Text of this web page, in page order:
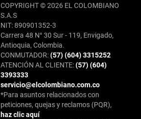
COPYRIGHT © 2026 EL COLOMBIANO
S.A.S
NIT: 890901352-3
Carrera 48 N° 30 Sur - 119, Envigado,
Antioquia, Colombia.
CONMUTADOR:(57) (604) 3315252
ATENCIÓN AL CLIENTE:(57) (604)
3393333
servicio@elcolombiano.com.co
*Para asuntos relacionados con
peticiones, quejas y reclamos (PQR),
haz clic aquí